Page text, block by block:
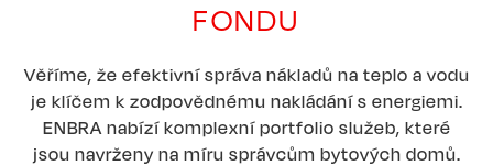
FONDU
Věříme, že efektivní správa nákladů na teplo a vodu
je klíčem k zodpovědnému nakládání s energiemi.
ENBRA nabízí komplexní portfolio služeb, které
jsou navrženy na míru správcům bytových domů.